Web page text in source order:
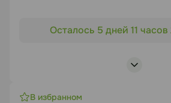
«Строительство жилого района
социально-гарантируемого
Боровлянского сельсовета
Осталось 5 дней 11
В избранном